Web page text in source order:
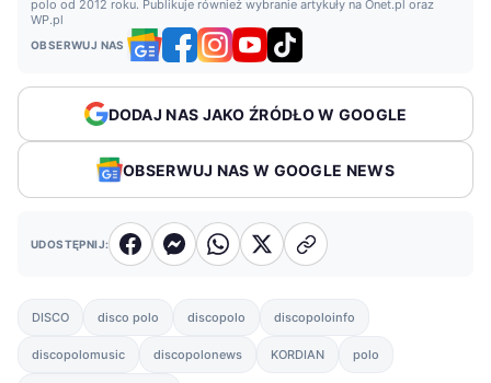
polo od 2012 roku. Publikuje również wybranie artykuły na Onet.pl oraz
WP.pl
OBSERWUJ NAS
DODAJ NAS JAKO ŹRÓDŁO W GOOGLE
OBSERWUJ NAS W GOOGLE NEWS
UDOSTĘPNIJ:
DISCO disco polo discopolo discopoloinfo
discopolomusic discopolonews KORDIAN polo